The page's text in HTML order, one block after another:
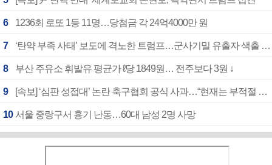
6 1236회 로또 1등 11명…당첨금 각 24억4000만 원
7 ‘탄약 부족 사태’ 보도에 격노한 트럼프…군사기밀 유출자 색출 지시
8 부산 주유소 휘발유 평균가 ℓ당 1849원… 전주보다 3원 ↓
9 [속보] ‘심판 성접대’ 논란 축구협회 공식 사과…“현재는 부적절 행위 없어”
10 서울 중랑구서 흉기 난동…60대 남성 2명 사망